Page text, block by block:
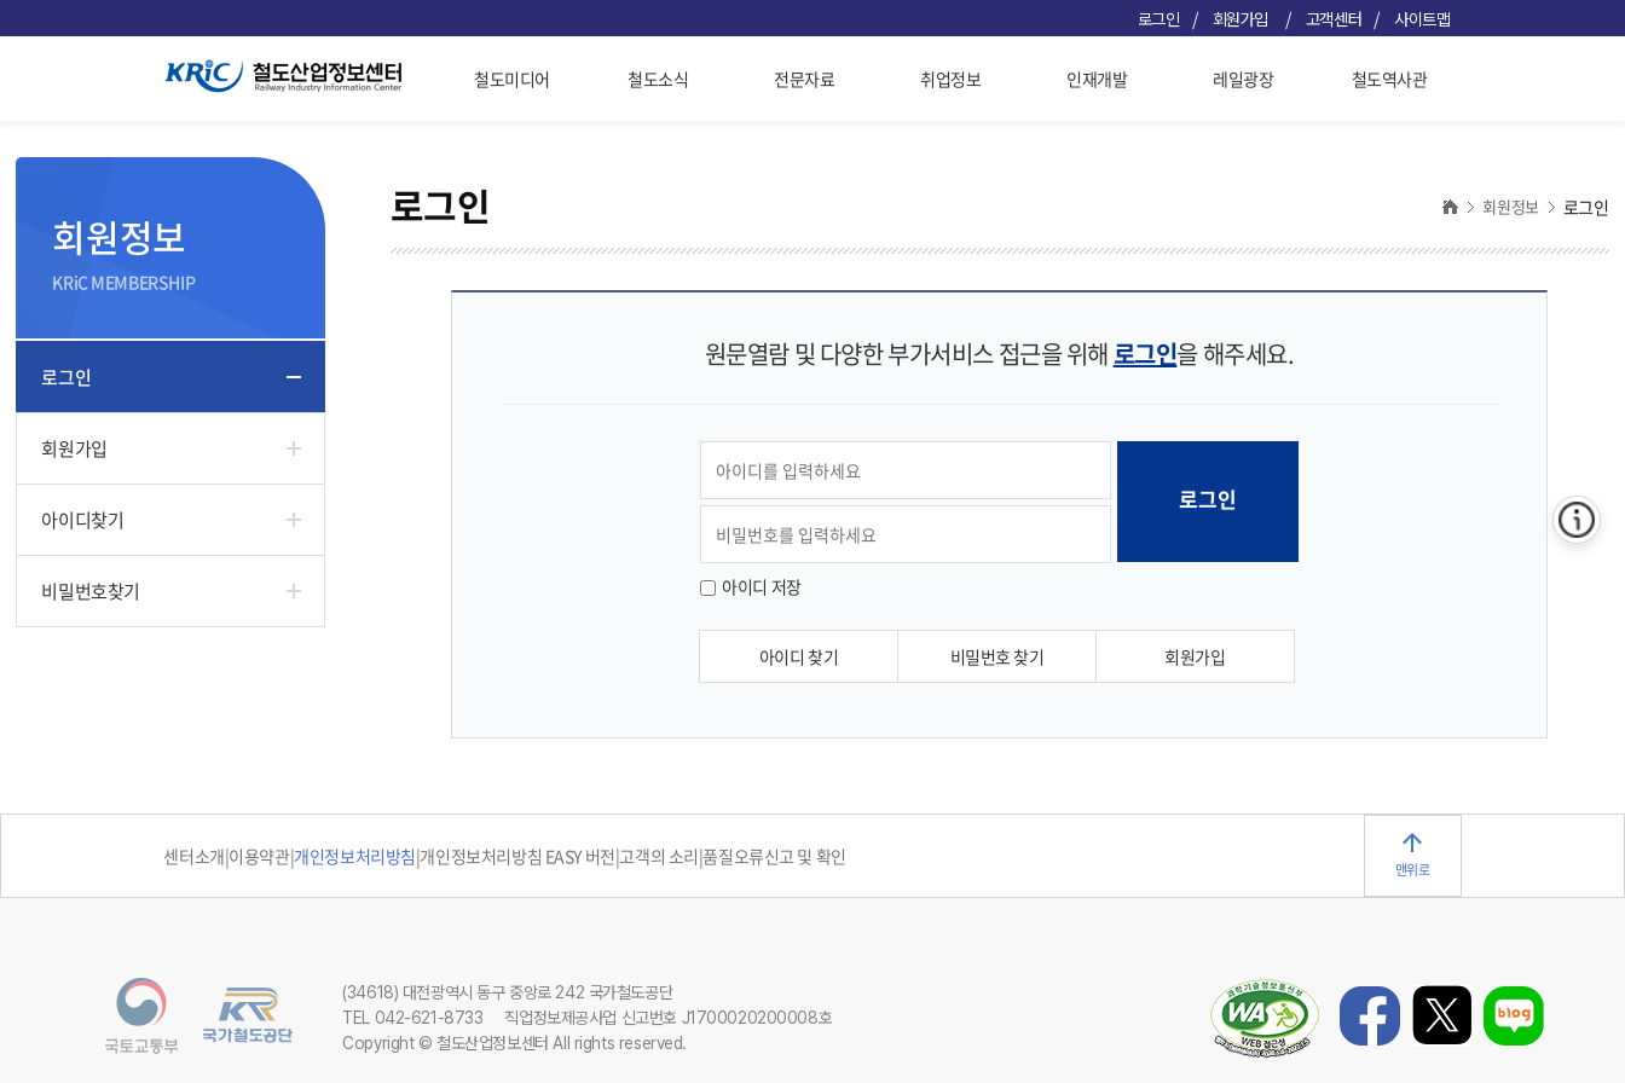
로그인 / 회원가입 / 고객센터 / 사이트맵
철도미디어 철도소식 전문자료 취업정보 인재개발 레일광장 철도역사관
회원정보
KRiC MEMBERSHIP
로그인
회원가입
아이디찾기
비밀번호찾기
회원정보 로그인
로그인
원문열람 및 다양한 부가서비스 접근을 위해로그인을 해주세요.
아이디 저장
아이디 찾기 비밀번호 찾기 회원가입
센터소개|이용약관|개인정보처리방침|개인정보처리방침 EASY 버전|고객의 소리|품질오류신고 및 확인
맨위로
(34618) 대전광역시 동구 중앙로 242 국가철도공단
TEL 042-621-8733 직업정보제공사업 신고번호 J1700020200008호
Copyright © 철도산업정보센터 All rights reserved.